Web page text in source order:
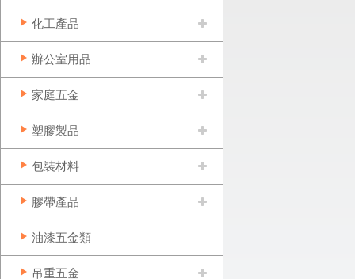
化工產品
辦公室用品
家庭五金
塑膠製品
包裝材料
膠帶產品
油漆五金類
吊重五金